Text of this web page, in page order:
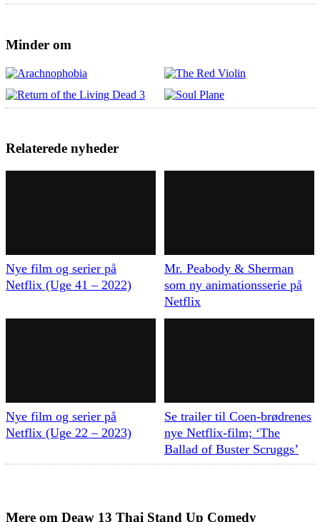
Minder om
Relaterede nyheder
Nye film og serier på
Netflix (Uge 41 – 2022)
Mr. Peabody & Sherman
som ny animationsserie på
Netflix
Nye film og serier på
Netflix (Uge 22 – 2023)
Se trailer til Coen-brødrenes
nye Netflix-film; ‘The
Ballad of Buster Scruggs’
Mere om Deaw 13 Thai Stand Up Comedy